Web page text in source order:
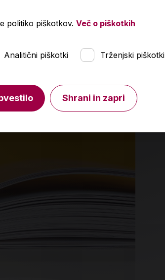
sebe
zalogo v poslovalnicah.
politiko piškotkov. Več o piškotkih
Analitični piškotki Trženjski piškotki
Shrani in zapri